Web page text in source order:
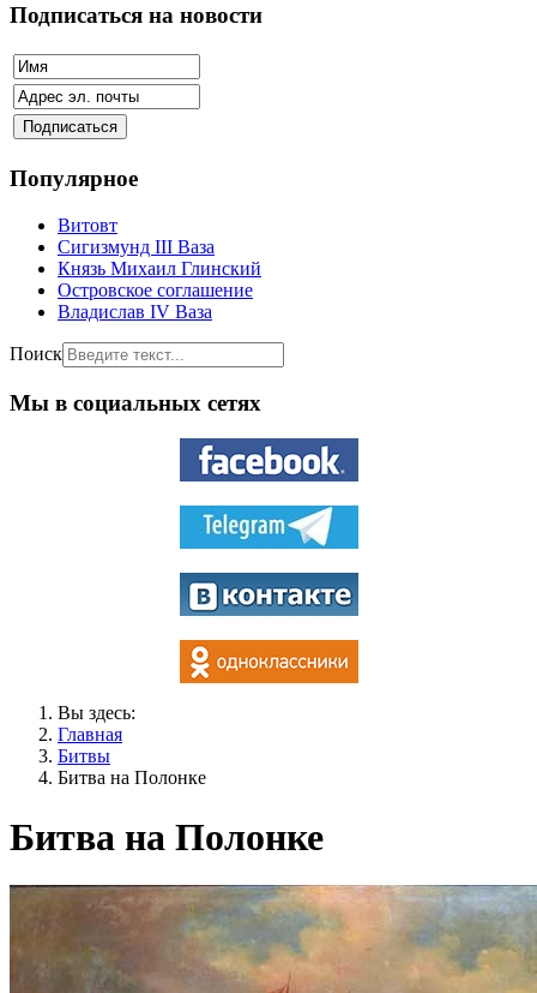
Подписаться на новости
Популярное
Витовт
Сигизмунд III Ваза
Князь Михаил Глинский
Островское соглашение
Владислав IV Ваза
Поиск
Мы в социальных сетях
Вы здесь:
Главная
Битвы
Битва на Полонке
Битва на Полонке